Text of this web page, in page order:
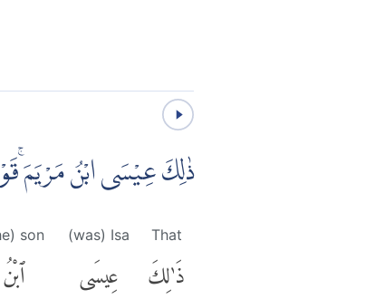
ذٰلِكَ عِيْسَى ابْنُ مَرْيَمَ
That
ذَٰلِكَ
(was) Isa
عِيسَى
son
ٱبْنُ